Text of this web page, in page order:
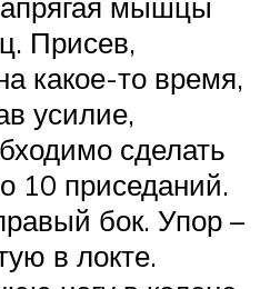
Присев,
какое-то время,
усилие,
сделать
10 приседаний.
бок. Упор –
в локте.